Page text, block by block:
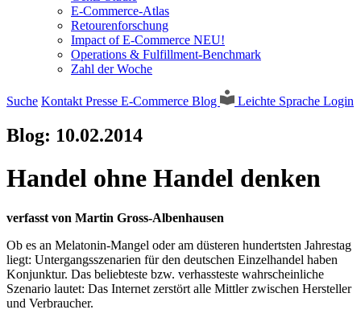
E-Commerce-Atlas
Retourenforschung
Impact of E-Commerce NEU!
Operations & Fulfillment-Benchmark
Zahl der Woche
Suche Kontakt Presse E-Commerce Blog Leichte Sprache Login
Blog: 10.02.2014
Handel ohne Handel denken
verfasst von Martin Gross-Albenhausen
Ob es an Melatonin-Mangel oder am düsteren hundertsten Jahrestag
liegt: Untergangsszenarien für den deutschen Einzelhandel haben
Konjunktur. Das beliebteste bzw. verhassteste wahrscheinliche
Szenario lautet: Das Internet zerstört alle Mittler zwischen Hersteller
und Verbraucher.